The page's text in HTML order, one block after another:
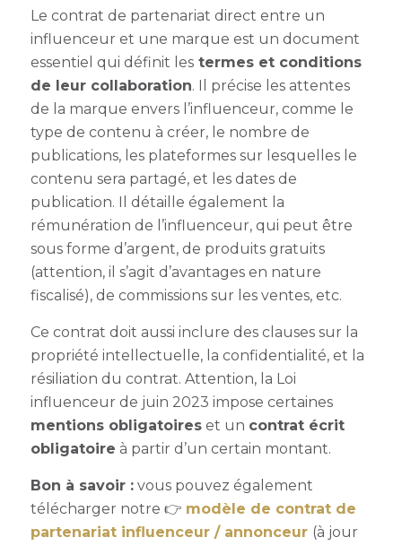
Le contrat de partenariat direct entre un
influenceur et une marque est un document
essentiel qui définit lestermes et conditions
de leur collaboration. Il précise les attentes
de la marque envers l’influenceur, comme le
type de contenu à créer, le nombre de
publications, les plateformes sur lesquelles le
contenu sera partagé, et les dates de
publication. Il détaille également la
rémunération de l’influenceur, qui peut être
sous forme d’argent, de produits gratuits
(attention, il s’agit d’avantages en nature
fiscalisé), de commissions sur les ventes, etc.
Ce contrat doit aussi inclure des clauses sur la
propriété intellectuelle, la confidentialité, et la
résiliation du contrat. Attention, la Loi
influenceur de juin 2023 impose certaines
mentions obligatoireset un contrat écrit
obligatoire à partir d’un certain montant.
Bon à savoir :vous pouvez également
télécharger notre 👉 modèle de contrat de
partenariat influenceur / annonceur (à jour